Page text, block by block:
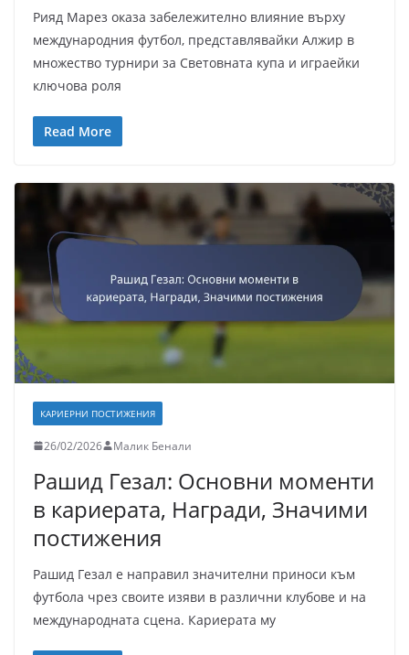
Рияд Марез оказа забележително влияние върху
международния футбол, представлявайки Алжир в
множество турнири за Световната купа и играейки
ключова роля
Read More
КАРИЕРНИ ПОСТИЖЕНИЯ
26/02/2026 Малик Бенали
Рашид Гезал: Основни моменти
в кариерата, Награди, Значими
постижения
Рашид Гезал е направил значителни приноси към
футбола чрез своите изяви в различни клубове и на
международната сцена. Кариерата му